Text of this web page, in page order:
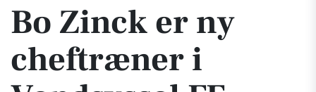
Bo Zinck er ny
cheftræner i